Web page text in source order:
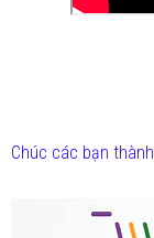
Chúc các bạn